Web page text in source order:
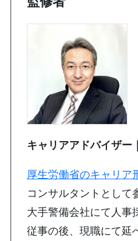
キャリアアドバイザー
厚生労働省のキャリア
コンサルタントとして
大手警備会社にて人事
従事の後、現職にて延